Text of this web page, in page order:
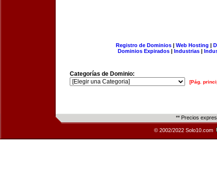
Registro de Dominios| Web Hosting |
Dominios Expirados | Industrias |
Categorías de Dominio:
[Pág.
** Precios
© 2002/2022 Solo10.com